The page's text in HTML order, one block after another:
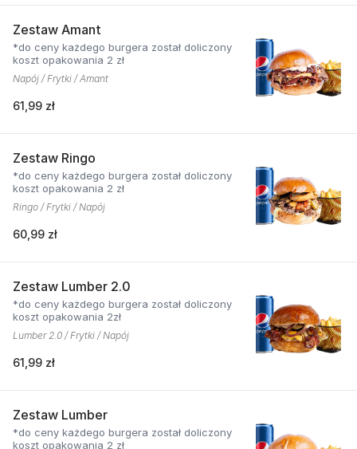
Zestaw Amant
*do ceny każdego burgera został doliczony
koszt opakowania 2 zł
Napój / Frytki / Amant
61,99 zł
Zestaw Ringo
*do ceny każdego burgera został doliczony
koszt opakowania 2 zł
Ringo / Frytki / Napój
60,99 zł
Zestaw Lumber 2.0
*do ceny każdego burgera został doliczony
koszt opakowania 2zł
Lumber 2.0 / Frytki / Napój
61,99 zł
Zestaw Lumber
*do ceny każdego burgera został doliczony
koszt opakowania 2 zł